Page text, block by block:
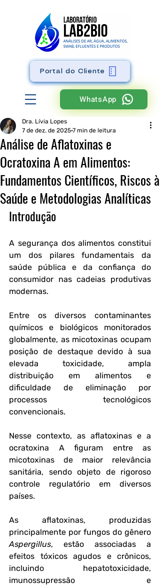
WhatsApp
Portal do Cliente
Análise de Aflatoxinas e
Ocratoxina A em Alimentos:
Fundamentos Científicos, Riscos à
Saúde e Metodologias Analíticas
Dra. Lívia Lopes
7 de dez. de 2025 7 min de leitura
Introdução
A segurança dos alimentos constitui
um dos pilares fundamentais da
saúde pública e da confiança do
consumidor nas cadeias produtivas
modernas.
Entre os diversos contaminantes
químicos e biológicos monitorados
globalmente, as micotoxinas ocupam
posição de destaque devido à sua
elevada toxicidade, ampla
distribuição em alimentos e
dificuldade de eliminação por
processos tecnológicos
convencionais.
Nesse contexto, as aflatoxinas e a
ocratoxina A figuram entre as
micotoxinas de maior relevância
sanitária, sendo objeto de rigoroso
controle regulatório em diversos
países.
As aflatoxinas, produzidas
Aspergillus, estão associadas a
efeitos tóxicos agudos e crônicos,
incluindo hepatotoxicidade,
imunossupressão e